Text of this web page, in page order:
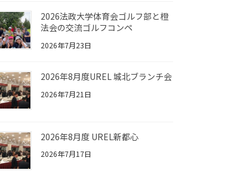
2026法政大学体育会ゴルフ部と橙
法会の交流ゴルフコンペ
2026年7月23日
2026年8月度UREL 城北ブランチ会
2026年7月21日
2026年8月度 UREL新都心
2026年7月17日